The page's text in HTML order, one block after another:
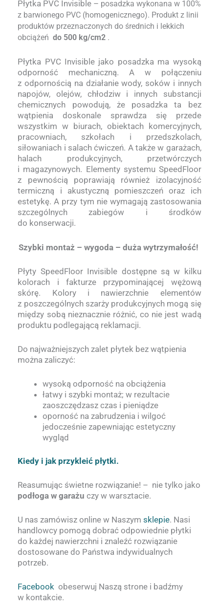
Płytka PVC Invisible – posadzka wykonana w 100%
z barwionego PVC (homogenicznego). Produkt z linii
produktów przeznaczonych do średnich i lekkich
obciążeń do 500 kg/cm2 .
Płytka PVC Invisible jako posadzka ma wysoką
odporność mechaniczną. A w połączeniu
z odpornością na działanie wody, soków i innych
napojów, olejów, chłodziw i innych substancji
chemicznych powodują, że posadzka ta bez
wątpienia doskonale sprawdza się przede
wszystkim w biurach, obiektach komercyjnych,
pracowniach, szkołach i przedszkolach,
siłowaniach i salach ćwiczeń. A także w garażach,
halach produkcyjnych, przetwórczych
i magazynowych. Elementy systemu SpeedFloor
z pewnością poprawiają również izolacyjność
termiczną i akustyczną pomieszczeń oraz ich
estetykę. A przy tym nie wymagają zastosowania
szczególnych zabiegów i środków
do konserwacji.
Szybki montaż – wygoda – duża wytrzymałość!
Płyty SpeedFloor Invisible dostępne są w kilku
kolorach i fakturze przypominającej wężową
skórę. Kolory i nawierzchnie elementów
z poszczególnych szarży produkcyjnych mogą się
między sobą nieznacznie różnić, co nie jest wadą
produktu podlegającą reklamacji.
Do najważniejszych zalet płytek bez wątpienia
można zaliczyć:
wysoką odporność na obciążenia
łatwy i szybki montaż; w rezultacie
zaoszczędzasz czas i pieniądze
oporność na zabrudzenia i wilgoć
jedocześnie zapewniając estetyczny
wygląd
Kiedy i jak przykleić płytki.
Reasumując świetne rozwiązanie! – nie tylko jako
podłoga w garażu czy w warsztacie.
U nas zamówisz online w Naszymsklepie. Nasi
handlowcy pomogą dobrać odpowiednie płytki
do każdej nawierzchni i znaleźć rozwiązanie
dostosowane do Państwa indywidualnych
potrzeb.
Facebookobeserwuj Naszą strone i badźmy
w kontakcie.